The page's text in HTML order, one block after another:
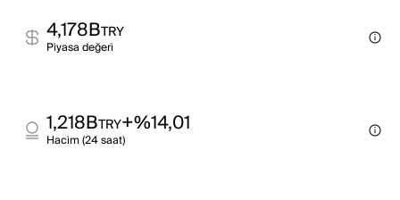
4,178BTRY
Pi̇yasa değeri̇
1,218BTRY+%14,01
Haci̇m (24 saat)